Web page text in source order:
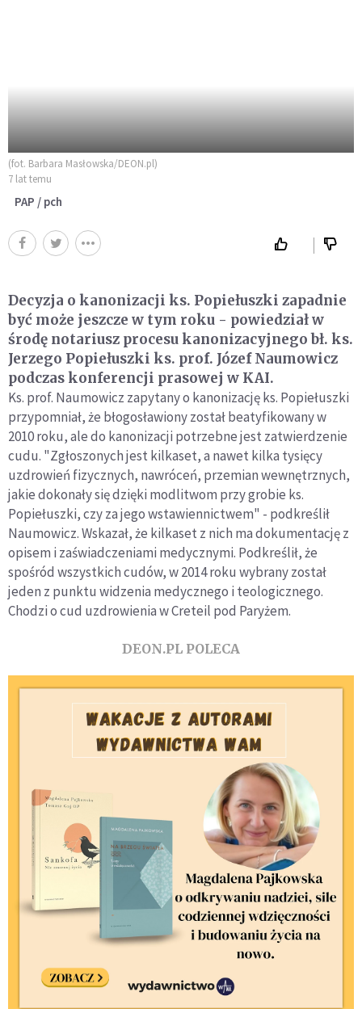
(fot. Barbara Masłowska/DEON.pl)
7 lat temu
PAP / pch
Decyzja o kanonizacji ks. Popiełuszki zapadnie
być może jeszcze w tym roku - powiedział w
środę notariusz procesu kanonizacyjnego bł. ks.
Jerzego Popiełuszki ks. prof. Józef Naumowicz
podczas konferencji prasowej w KAI.
Ks. prof. Naumowicz zapytany o kanonizację ks. Popiełuszki
przypomniał, że błogosławiony został beatyfikowany w
2010 roku, ale do kanonizacji potrzebne jest zatwierdzenie
cudu. "Zgłoszonych jest kilkaset, a nawet kilka tysięcy
uzdrowień fizycznych, nawróceń, przemian wewnętrznych,
jakie dokonały się dzięki modlitwom przy grobie ks.
Popiełuszki, czy za jego wstawiennictwem" - podkreślił
Naumowicz. Wskazał, że kilkaset z nich ma dokumentację z
opisem i zaświadczeniami medycznymi. Podkreślił, że
spośród wszystkich cudów, w 2014 roku wybrany został
jeden z punktu widzenia medycznego i teologicznego.
Chodzi o cud uzdrowienia w Creteil pod Paryżem.
DEON.PL POLECA